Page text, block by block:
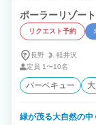
ポーラーリゾー
リクエスト予約
長野
軽井沢
定員 1〜10名
バーベキュー
緑が茂る大自然の中